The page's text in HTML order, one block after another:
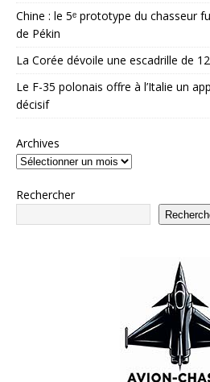
Chine : le 5ᵉ prototype du chasseur
de Pékin
La Corée dévoile une escadrille de
Le F-35 polonais offre à l’Italie un
décisif
Archives
Rechercher